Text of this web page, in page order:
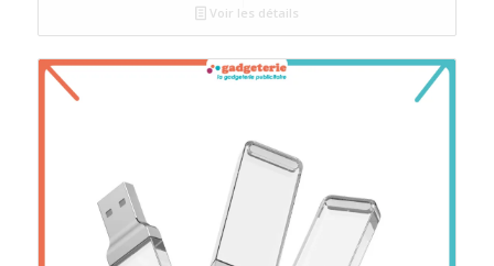
Voir les détails